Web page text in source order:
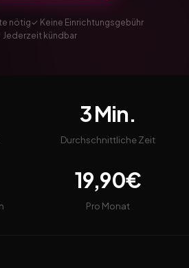
nötig✓ Keine Einrichtungsgebühr
Jederzeit kündbar
3 Min.
Durchschnittliche Zeit
19,90€
Pro Monat